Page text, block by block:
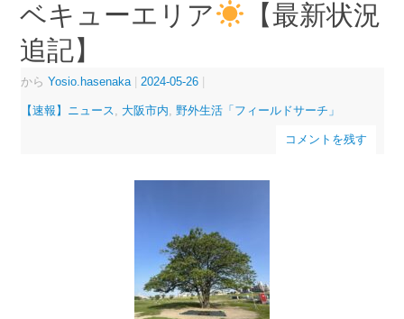
ベキューエリア
【最新状況
追記】
から Yosio.hasenaka 2024-05-26
【速報】ニュース 大阪市内 野外生活「フィールドサーチ」
コメントを残す